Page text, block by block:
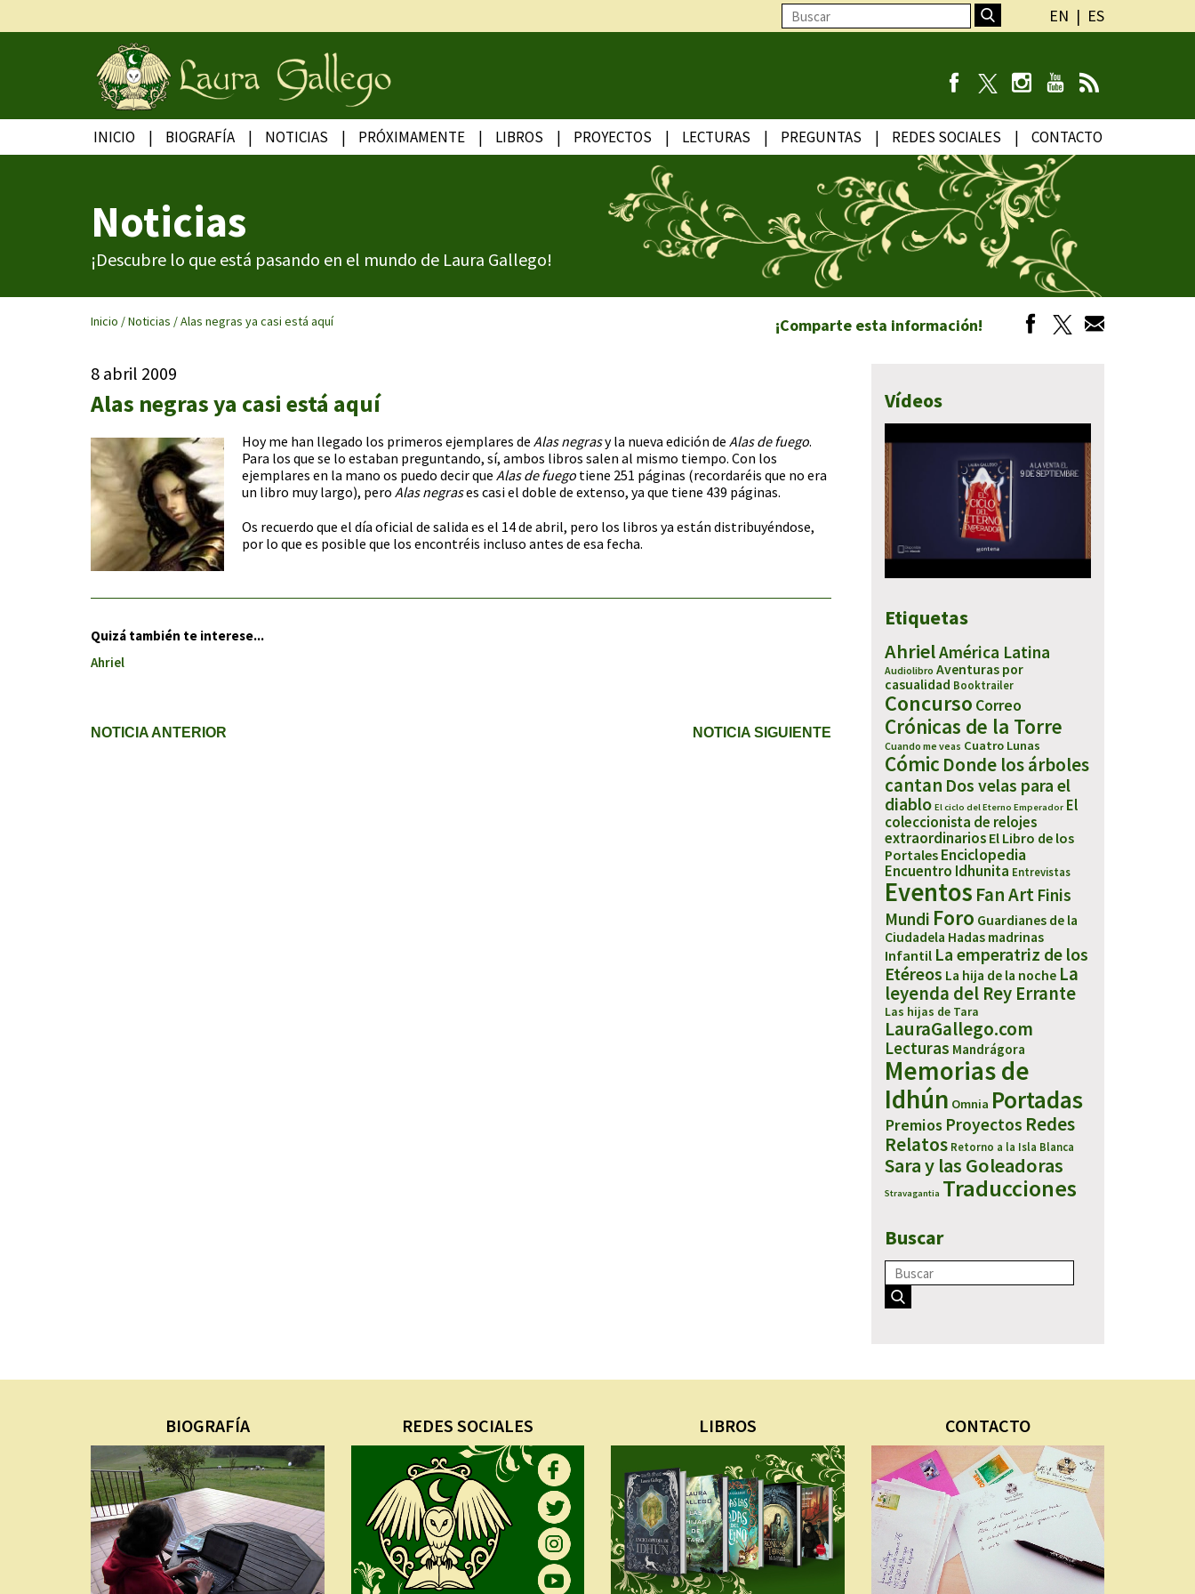
EN ES
INICIO BIOGRAFÍA NOTICIAS PRÓXIMAMENTE LIBROS PROYECTOS LECTURAS PREGUNTAS REDES SOCIALES CONTACTO
Noticias
¡Descubre lo que está pasando en el mundo de Laura Gallego!
Inicio /Noticias /Alas negras ya casi está aquí ¡Comparte esta información!
8 abril 2009
Alas negras ya casi está aquí
Hoy me han llegado los primeros ejemplares de Alas negrasy la nueva edición de Alas de fuego.
Para los que se lo estaban preguntando, sí, ambos libros salen al mismo tiempo. Con los
ejemplares en la mano os puedo decir que Alas de fuego tiene 251 páginas (recordaréis que no era
un libro muy largo), pero Alas negrases casi el doble de extenso, ya que tiene 439 páginas.
Os recuerdo que el día oficial de salida es el 14 de abril, pero los libros ya están distribuyéndose,
por lo que es posible que los encontréis incluso antes de esa fecha.
Quizá también te interese...
Ahriel
NOTICIA ANTERIOR NOTICIA SIGUIENTE
Vídeos
Etiquetas
AhrielAmérica Latina
Audiolibro Aventuras por
casualidad Booktrailer
Concurso Correo
Crónicas de la Torre
Cuando me veas Cuatro Lunas
Cómic Donde los árboles
cantan Dos velas para el
diablo El ciclo del Eterno Emperador El
coleccionista de relojes
extraordinarios El Libro de los
Portales Enciclopedia
Encuentro Idhunita Entrevistas
Eventos Fan Art Finis
Mundi Foro Guardianes de la
Ciudadela Hadas madrinas
Infantil La emperatriz de los
Etéreos La hija de la noche La
leyenda del Rey Errante
Las hijas de Tara
LauraGallego.com
Lecturas Mandrágora
Memorias de
Idhún Omnia Portadas
Premios Proyectos Redes
Relatos Retorno a la Isla Blanca
Sara y las Goleadoras
Stravagantia Traducciones
Buscar
BIOGRAFÍA REDES SOCIALES LIBROS CONTACTO